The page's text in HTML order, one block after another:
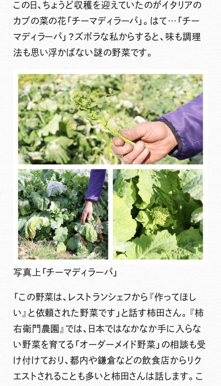
この日、ちょうど収穫を迎えていたのがイタリアの
カブの菜の花「チーマディラーパ」。はて…「チー
マディラーパ」？ズボラな私からすると、味も調理
法も思い浮かばない謎の野菜です。
写真上「チーマディラーパ」
「この野菜は、レストランシェフから『作ってほし
い』と依頼された野菜です」と話す柿田さん。
『柿
右衛門農園』では、日本ではなかなか手に入らな
い野菜を育てる「オーダーメイド野菜」の相談も受
け付けており、都内や鎌倉などの飲食店からリク
エストされることも多いと柿田さんは話します。こ